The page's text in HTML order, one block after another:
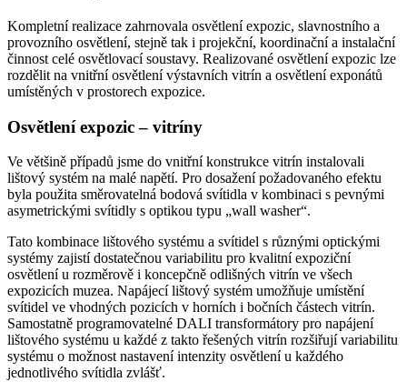
Kompletní realizace zahrnovala osvětlení expozic, slavnostního a
provozního osvětlení, stejně tak i projekční, koordinační a instalační
činnost celé osvětlovací soustavy. Realizované osvětlení expozic lze
rozdělit na vnitřní osvětlení výstavních vitrín a osvětlení exponátů
umístěných v prostorech expozice.
Osvětlení expozic – vitríny
Ve většině případů jsme do vnitřní konstrukce vitrín instalovali
lištový systém na malé napětí. Pro dosažení požadovaného efektu
byla použita směrovatelná bodová svítidla v kombinaci s pevnými
asymetrickými svítidly s optikou typu „wall washer“.
Tato kombinace lištového systému a svítidel s různými optickými
systémy zajistí dostatečnou variabilitu pro kvalitní expoziční
osvětlení u rozměrově i koncepčně odlišných vitrín ve všech
expozicích muzea. Napájecí lištový systém umožňuje umístění
svítidel ve vhodných pozicích v horních i bočních částech vitrín.
Samostatně programovatelné DALI transformátory pro napájení
lištového systému u každé z takto řešených vitrín rozšiřují variabilitu
systému o možnost nastavení intenzity osvětlení u každého
jednotlivého svítidla zvlášť.